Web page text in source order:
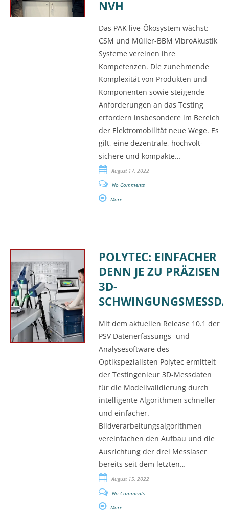
NVH
Das PAK live-Ökosystem wächst:
CSM und Müller-BBM VibroAkustik
Systeme vereinen ihre
Kompetenzen. Die zunehmende
Komplexität von Produkten und
Komponenten sowie steigende
Anforderungen an das Testing
erfordern insbesondere im Bereich
der Elektromobilität neue Wege. Es
gilt, eine dezentrale, hochvolt-
sichere und kompakte…
August 17, 2022
No Comments
More
POLYTEC: EINFACHER
DENN JE ZU PRÄZISEN
3D-
Mit dem aktuellen Release 10.1 der
PSV Datenerfassungs- und
Analysesoftware des
Optikspezialisten Polytec ermittelt
der Testingenieur 3D-Messdaten
für die Modellvalidierung durch
intelligente Algorithmen schneller
und einfacher.
Bildverarbeitungsalgorithmen
vereinfachen den Aufbau und die
Ausrichtung der drei Messlaser
bereits seit dem letzten…
August 15, 2022
No Comments
More